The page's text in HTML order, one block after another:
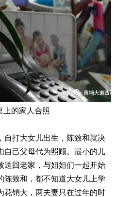
上的家人合照
自打大女儿出生，陈致和就决
自己父母代为照顾。最小的儿
送回老家，与姐姐们一起开始
陈致和，都不知道大女儿上学
花销大，两夫妻只在过年的时